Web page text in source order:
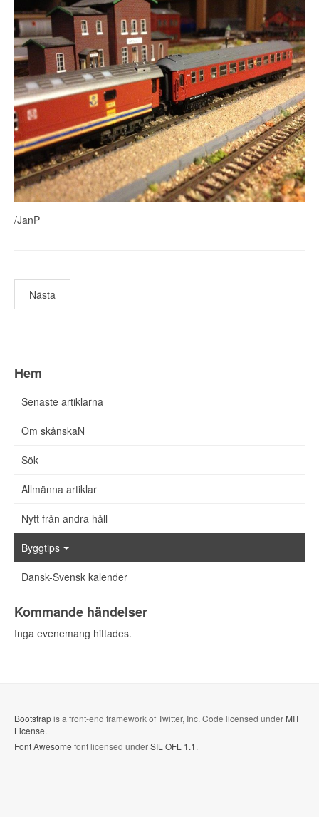
/JanP
Nästa
Hem
Senaste artiklarna
Om skånskaN
Sök
Allmänna artiklar
Nytt från andra håll
Byggtips
Dansk-Svensk kalender
Kommande händelser
Inga evenemang hittades.
Bootstrapis a front-end framework of Twitter, Inc. Code licensed under MIT
License.
Font Awesome font licensed underSIL OFL 1.1.